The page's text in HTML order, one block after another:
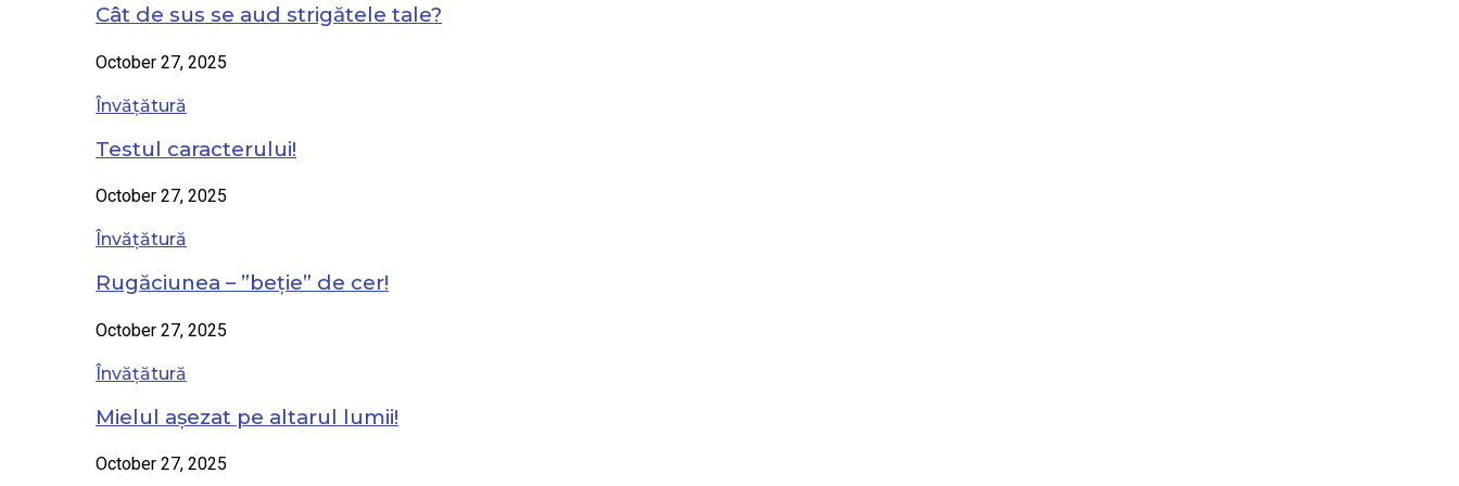
Cât de sus se aud strigătele tale?
October 27, 2025
Învățătură
Testul caracterului!
October 27, 2025
Învățătură
Rugăciunea – ”beție” de cer!
October 27, 2025
Învățătură
Mielul așezat pe altarul lumii!
October 27, 2025